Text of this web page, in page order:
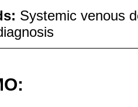
Systemic venous